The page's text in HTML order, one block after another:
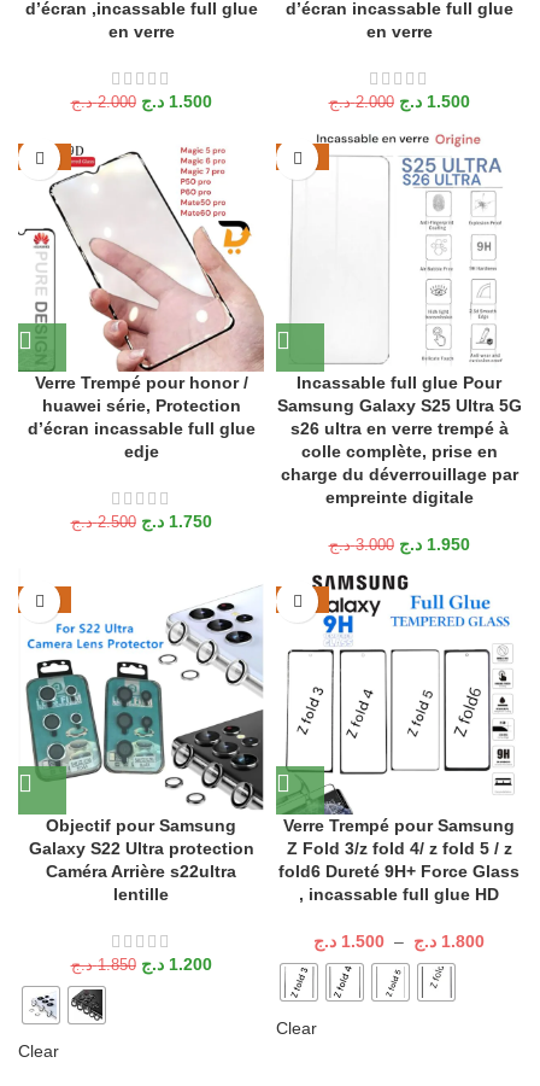
d’écran ,incassable full glue
en verre
2.000 د.ج 1.500 د.ج
d’écran incassable full glue
en verre
2.000 د.ج 1.500 د.ج
-30%
Verre Trempé pour honor /
huawei série, Protection
d’écran incassable full glue
edje
2.500 د.ج 1.750 د.ج
-35%
Incassable full glue Pour
Samsung Galaxy S25 Ultra 5G
s26 ultra en verre trempé à
colle complète, prise en
charge du déverrouillage par
empreinte digitale
3.000 د.ج 1.950 د.ج
-35%
Objectif pour Samsung
Galaxy S22 Ultra protection
Caméra Arrière s22ultra
lentille
1.850 د.ج 1.200 د.ج
Clear
-25%
Verre Trempé pour Samsung
Z Fold 3/z fold 4/ z fold 5 / z
fold6 Dureté 9H+ Force Glass
, incassable full glue HD
1.500 د.ج – 1.800 د.ج
Clear